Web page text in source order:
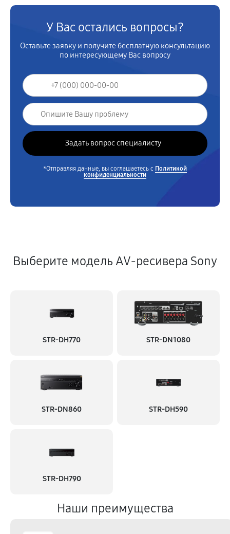
У Вас остались вопросы?
Оставьте заявку и получите бесплатную консультацию
по интересующему Вас вопросу
*Отправляя данные, вы соглашаетесь с Политикой
конфиденциальности
Выберите модель AV-ресивера Sony
STR-DH770 STR-DN1080
STR-DN860 STR-DH590
STR-DH790
Наши преимущества